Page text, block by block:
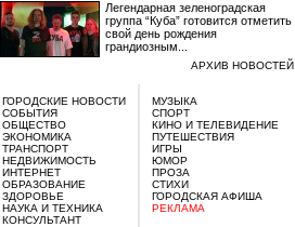
Легендарная зеленоградская
группа “Куба” готовится отметить
свой день рождения
грандиозным...
АРХИВ НОВОСТЕЙ
ГОРОДСКИЕ НОВОСТИ
СОБЫТИЯ
ОБЩЕСТВО
ЭКОНОМИКА
ТРАНСПОРТ
НЕДВИЖИМОСТЬ
ИНТЕРНЕТ
ОБРАЗОВАНИЕ
ЗДОРОВЬЕ
НАУКА И ТЕХНИКА
КОНСУЛЬТАНТ
МУЗЫКА
СПОРТ
КИНО И ТЕЛЕВИДЕНИЕ
ПУТЕШЕСТВИЯ
ИГРЫ
ЮМОР
ПРОЗА
СТИХИ
ГОРОДСКАЯ АФИША
РЕКЛАМА